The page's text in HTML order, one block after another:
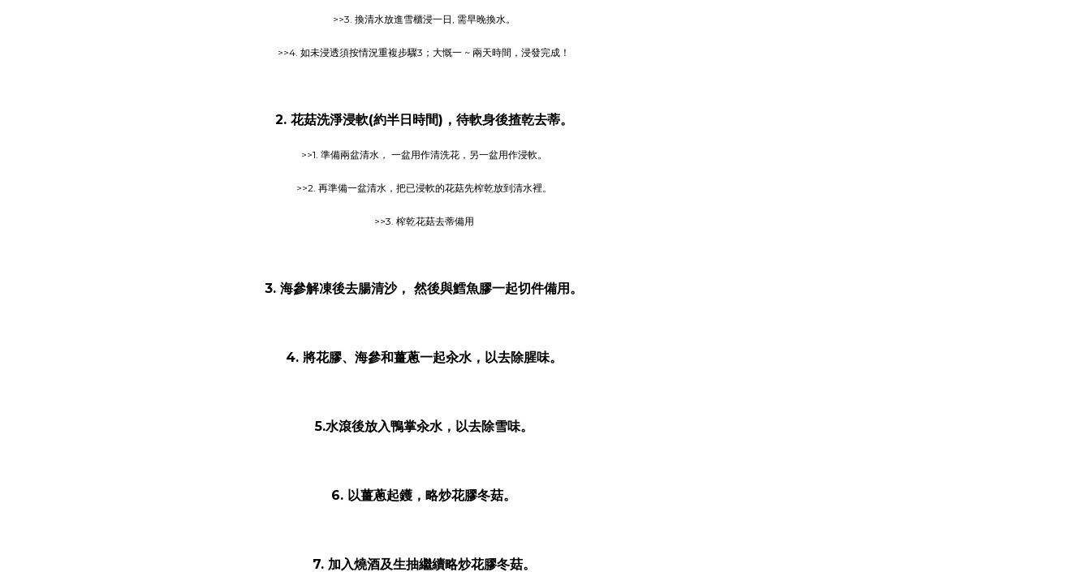
>>3. 換清水放進雪櫃浸一日, 需早晚換水。
>>4. 如未浸透須按情況重複步驟3；大慨一 ~ 兩天時間，浸發完成！
2. 花菇洗淨浸軟(約半日時間)，待軟身後揸乾去蒂。
>>1. 準備兩盆清水， 一盆用作清洗花，另一盆用作浸軟。
>>2. 再準備一盆清水，把已浸軟的花菇先榨乾放到清水裡。
>>3. 榨乾花菇去蒂備用
3. 海參解凍後去腸清沙， 然後與鱈魚膠一起切件備用。
4. 將花膠、海參和薑蔥一起汆水，以去除腥味。
5.水滾後放入鴨掌汆水，以去除雪味。
6. 以薑蔥起鑊，略炒花膠冬菇。
7. 加入燒酒及生抽繼續略炒花膠冬菇。